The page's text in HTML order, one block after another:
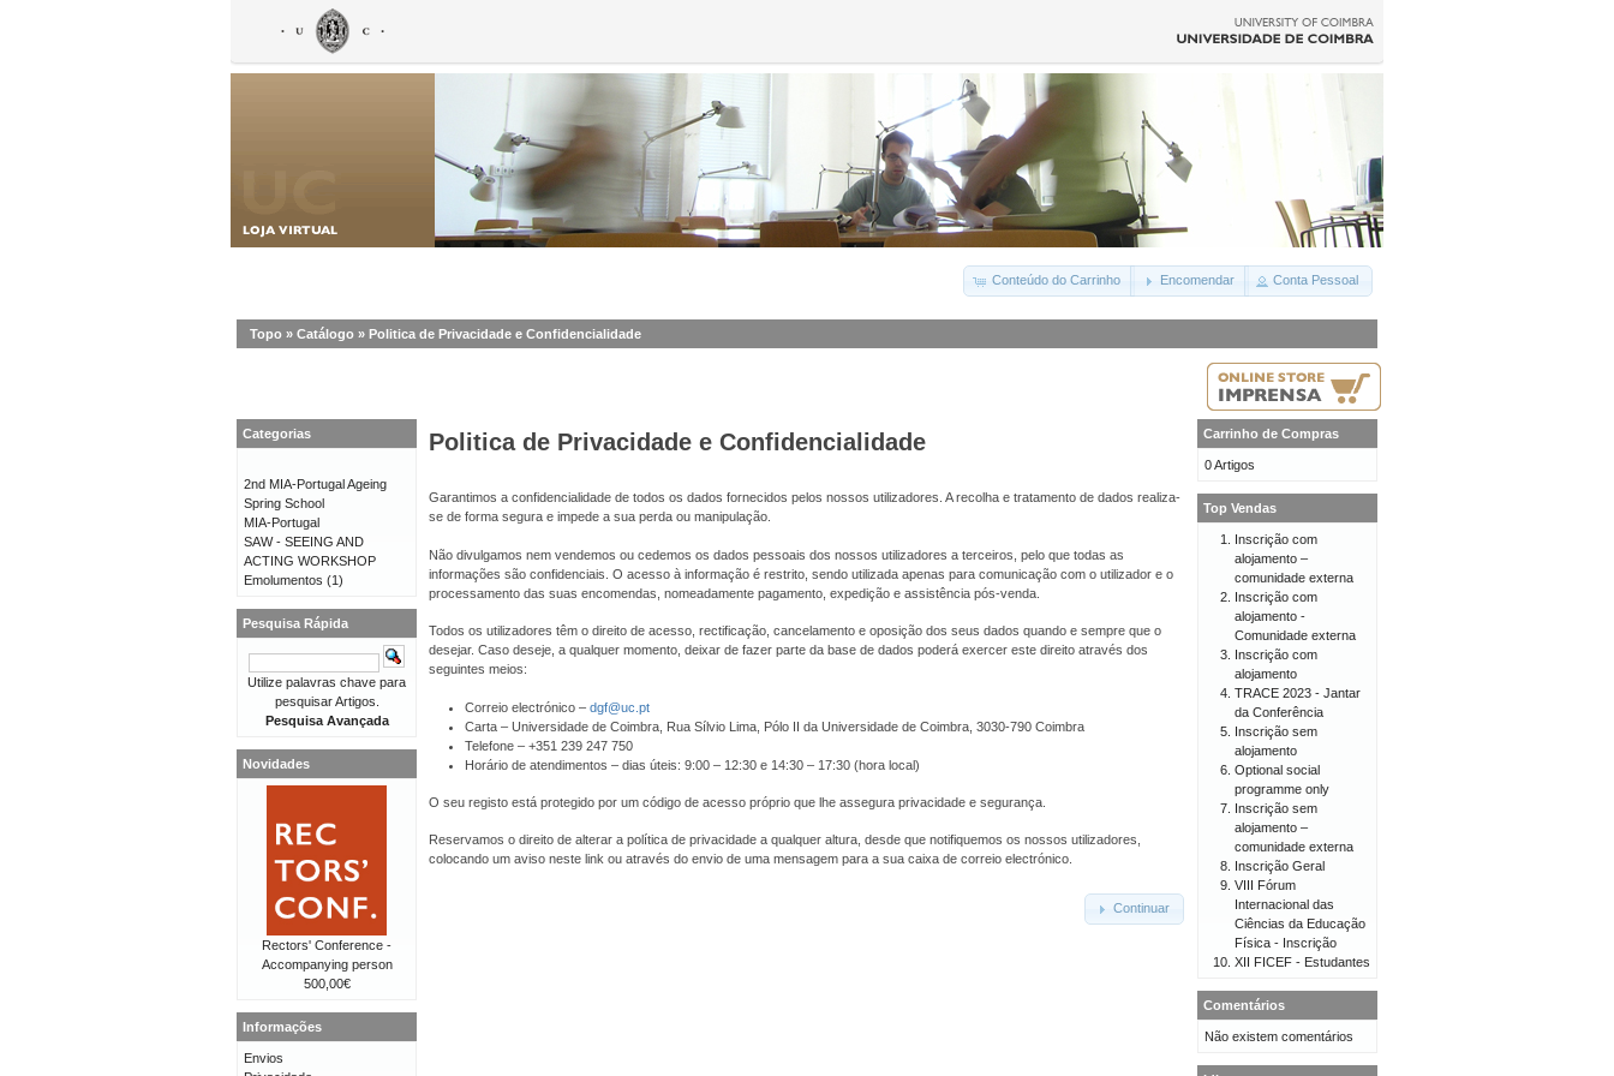
Conteúdo do Carrinho Encomendar Conta Pessoal
Topo » Catálogo » Politica de Privacidade e Confidencialidade
Politica de Privacidade e Confidencialidade
Garantimos a confidencialidade de todos os dados fornecidos pelos nossos utilizadores. A recolha e tratamento de dados realiza-
se de forma segura e impede a sua perda ou manipulação.
Não divulgamos nem vendemos ou cedemos os dados pessoais dos nossos utilizadores a terceiros, pelo que todas as
informações são confidenciais. O acesso à informação é restrito, sendo utilizada apenas para comunicação com o utilizador e o
processamento das suas encomendas, nomeadamente pagamento, expedição e assistência pós-venda.
Todos os utilizadores têm o direito de acesso, rectificação, cancelamento e oposição dos seus dados quando e sempre que o
desejar. Caso deseje, a qualquer momento, deixar de fazer parte da base de dados poderá exercer este direito através dos
seguintes meios:
Correio electrónico – dgf@uc.pt
Carta – Universidade de Coimbra, Rua Sílvio Lima, Pólo II da Universidade de Coimbra, 3030-790 Coimbra
Telefone – +351 239 247 750
Horário de atendimentos – dias úteis: 9:00 – 12:30 e 14:30 – 17:30 (hora local)
O seu registo está protegido por um código de acesso próprio que lhe assegura privacidade e segurança.
Reservamos o direito de alterar a política de privacidade a qualquer altura, desde que notifiquemos os nossos utilizadores,
colocando um aviso neste link ou através do envio de uma mensagem para a sua caixa de correio electrónico.
Continuar
Categorias
2nd MIA-Portugal Ageing
Spring School
MIA-Portugal
SAW - SEEING AND
ACTING WORKSHOP
Emolumentos (1)
Pesquisa Rápida
Utilize palavras chave para
pesquisar Artigos.
Pesquisa Avançada
Novidades
Rectors' Conference -
Accompanying person
500,00€
Informações
Envios
Carrinho de Compras
0 Artigos
Top Vendas
Inscrição com
alojamento –
comunidade externa
Inscrição com
alojamento -
Comunidade externa
Inscrição com
alojamento
TRACE 2023 - Jantar
da Conferência
Inscrição sem
alojamento
Optional social
programme only
Inscrição sem
alojamento –
comunidade externa
Inscrição Geral
VIII Fórum
Internacional das
Ciências da Educação
Física - Inscrição
XII FICEF - Estudantes
Comentários
Não existem comentários